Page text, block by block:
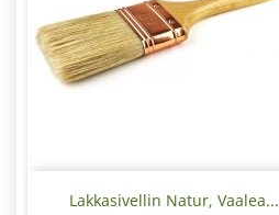
Lakkasivellin Natur, Vaalea...